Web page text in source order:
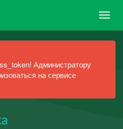
Администратору
на сервисе